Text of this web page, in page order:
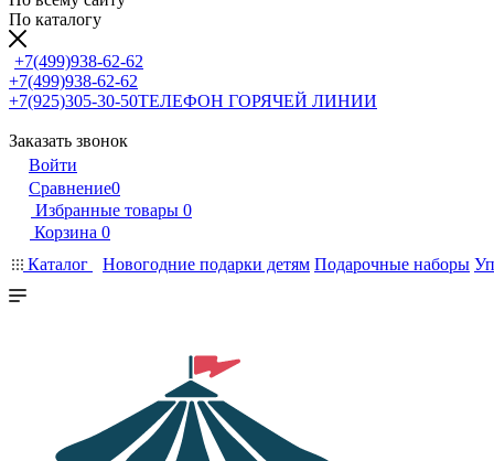
По каталогу
+7(499)938-62-62
+7(499)938-62-62
+7(925)305-30-50ТЕЛЕФОН ГОРЯЧЕЙ ЛИНИИ
Заказать звонок
Войти
Сравнение0
Избранные товары 0
Корзина 0
Каталог
Новогодние подарки детям Подарочные наборы